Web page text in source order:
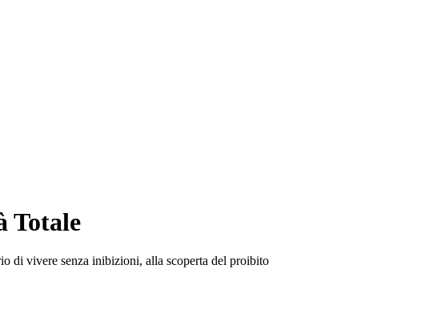
Totale
di vivere senza inibizioni, alla scoperta del proibito